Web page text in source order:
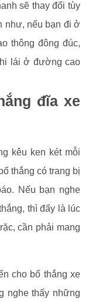
sẽ thay đổi tùy
như, nếu bạn đi ở
thông đông đúc,
lái ở đường cao
đĩa xe
kêu ken két mỗi
thắng có trang bị
Nếu bạn nghe
thì đấy là lúc
cần phải mang
cho bố thắng xe
nghe thấy những